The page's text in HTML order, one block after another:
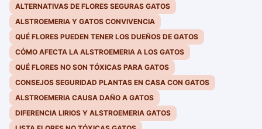
ALTERNATIVAS DE FLORES SEGURAS GATOS
ALSTROEMERIA Y GATOS CONVIVENCIA
QUÉ FLORES PUEDEN TENER LOS DUEÑOS DE GATOS
CÓMO AFECTA LA ALSTROEMERIA A LOS GATOS
QUÉ FLORES NO SON TÓXICAS PARA GATOS
CONSEJOS SEGURIDAD PLANTAS EN CASA CON GATOS
ALSTROEMERIA CAUSA DAÑO A GATOS
DIFERENCIA LIRIOS Y ALSTROEMERIA GATOS